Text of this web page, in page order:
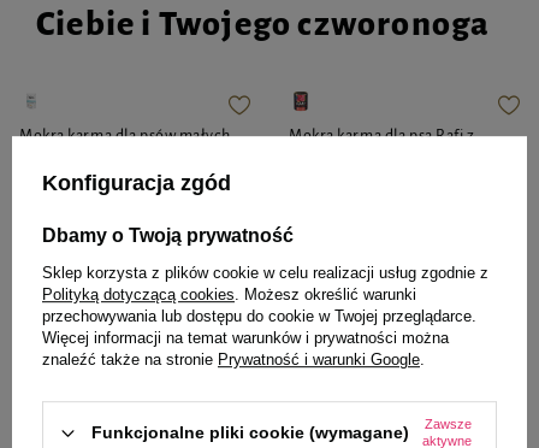
Ciebie i Twojego czworonoga
Mokra karma dla psów małych
cielęcina, pomidorami i
4,11 zł 41,10 zł / kg
- +
Do koszyka
Mokra karma dla psa Rafi z
8,39 zł 10,49 zł / kg
-
Do koszyka
Konfiguracja zgód
Dbamy o Twoją prywatność
Sklep korzysta z plików cookie w celu realizacji usług zgodnie z
Polityką dotyczącą cookies. Możesz określić warunki
przechowywania lub dostępu do cookie w Twojej przeglądarce.
Więcej informacji na temat warunków i prywatności można
znaleźć także na stronie Prywatność i warunki Google.
Funkcjonalne pliki cookie (wymagane)
Zawsze
aktywne